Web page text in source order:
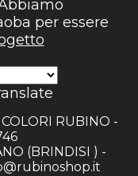
per essere
RUBINO -
(BRINDISI ) -